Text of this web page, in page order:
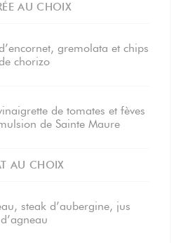
AU CHOIX
gremolata et chips
chorizo
de tomates et fèves
de Sainte Maure
AU CHOIX
steak d’aubergine, jus
d’agneau